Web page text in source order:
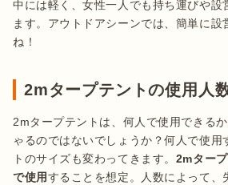
中には軽く、女性一人でも持ち運びや設
ます。アウトドアシーンでは、簡単に設
2mタープテントの使用人
2mタープテントは、何人で使用できる
ゃるのではないでしょうか？何人で使用
トのサイズも変わってきます。 2mター
で使用することを想定。人数によって、